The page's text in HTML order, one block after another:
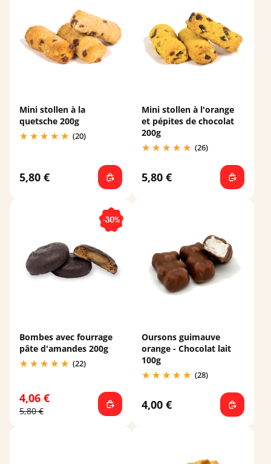
Mini stollen à la
quetsche 200g
(20)
5,80 €
Mini stollen à l'orange
et pépites de chocolat
200g
(26)
5,80 €
-30%
Bombes avec fourrage
pâte d'amandes 200g
(22)
4,06 €
5,80 €
Oursons guimauve
orange - Chocolat lait
100g
(28)
4,00 €